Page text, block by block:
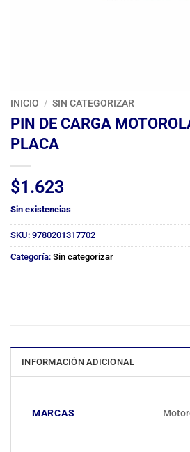
INICIO / SIN CATEGORIZAR
PIN DE CARGA
PLACA
$1.623
Sin existencias
SKU: 9780201317702
Categoría: Sin categorizar
INFORMACIÓN ADICIONAL
MARCAS